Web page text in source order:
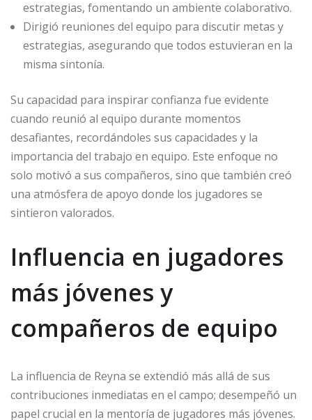
estrategias, fomentando un ambiente colaborativo.
Dirigió reuniones del equipo para discutir metas y
estrategias, asegurando que todos estuvieran en la
misma sintonía.
Su capacidad para inspirar confianza fue evidente
cuando reunió al equipo durante momentos
desafiantes, recordándoles sus capacidades y la
importancia del trabajo en equipo. Este enfoque no
solo motivó a sus compañeros, sino que también creó
una atmósfera de apoyo donde los jugadores se
sintieron valorados.
Influencia en jugadores
más jóvenes y
compañeros de equipo
La influencia de Reyna se extendió más allá de sus
contribuciones inmediatas en el campo; desempeñó un
papel crucial en la mentoría de jugadores más jóvenes.